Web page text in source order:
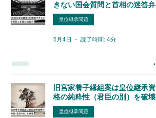
きない国会質問と首相の迷答弁
皇位継承問題
5月4日 読了時間: 4分
旧宮家養子縁組案は皇位継承資
格の純粋性（君臣の別）を破壊
皇位継承問題